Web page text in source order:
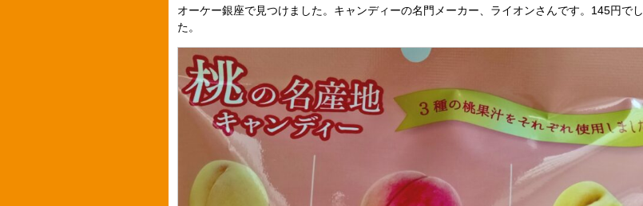
オーケー銀座で見つけました。キャンディーの名門メーカー、ライオンさんです。145円でし
た。